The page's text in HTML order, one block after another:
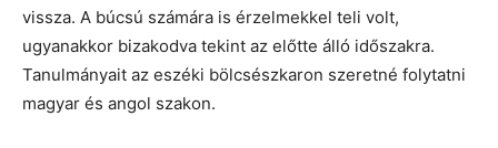
vissza. A búcsú számára is érzelmekkel teli volt,
ugyanakkor bizakodva tekint az előtte álló időszakra.
Tanulmányait az eszéki bölcsészkaron szeretné folytatni
magyar és angol szakon.